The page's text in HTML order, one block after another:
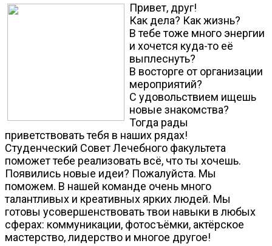
Привет, друг!
Как дела? Как жизнь?
В тебе тоже много энергии
и хочется куда-то её
выплеснуть?
В восторге от организации
мероприятий?
С удовольствием ищешь
новые знакомства?
Тогда рады
приветствовать тебя в наших рядах!
Студенческий Совет Лечебного факультета
поможет тебе реализовать всё, что ты хочешь.
Появились новые идеи? Пожалуйста. Мы
поможем. В нашей команде очень много
талантливых и креативных ярких людей. Мы
готовы усовершенствовать твои навыки в любых
сферах: коммуникации, фотосъёмки, актёрское
мастерство, лидерство и многое другое!